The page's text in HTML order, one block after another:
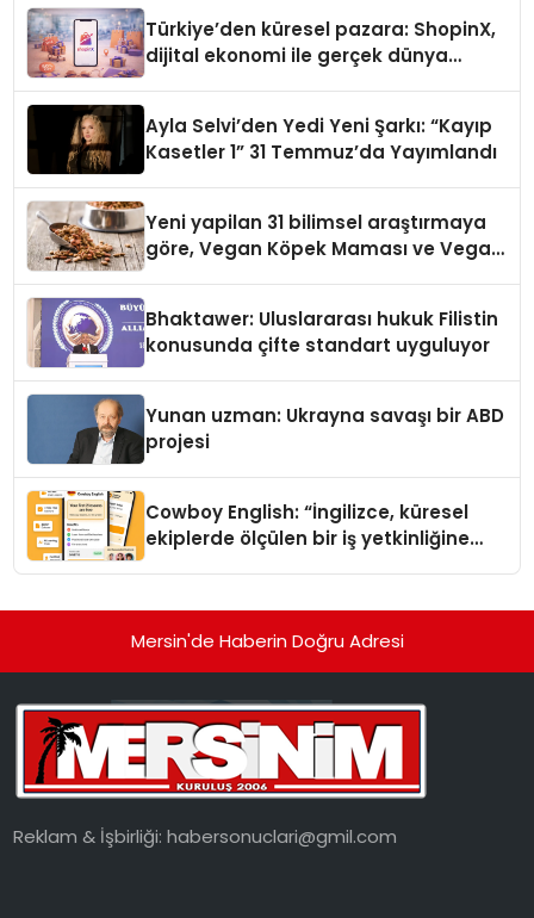
Türkiye’den küresel pazara: ShopinX,
dijital ekonomi ile gerçek dünya
Ayla Selvi’den Yedi Yeni Şarkı: “Kayıp
Kasetler 1” 31 Temmuz’da Yayımlandı
Yeni yapilan 31 bilimsel araştırmaya
göre, Vegan Köpek Maması ve Vegan
Bhaktawer: Uluslararası hukuk Filistin
konusunda çifte standart uyguluyor
Yunan uzman: Ukrayna savaşı bir ABD
projesi
Cowboy English: “İngilizce, küresel
ekiplerde ölçülen bir iş yetkinliğine
Mersin'de Haberin Doğru Adresi
Reklam & İşbirliği:habersonuclari@gmil.com